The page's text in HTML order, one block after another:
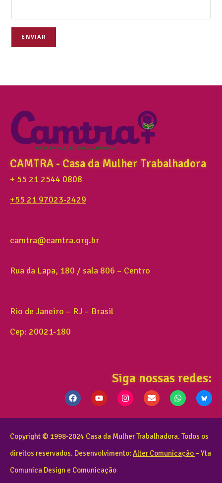
ENVIAR
CAMTRA - Casa da Mulher Trabalhadora
+ 55 21 2544 0808
+55 21 97023-2429
camtra@camtra.org.br
Rua da Lapa, 180 / sala 806 – Centro
Rio de Janeiro – RJ – Brasil
Cep: 20021-180
Siga nossas redes:
Copyright © 1998-2024 Casa da Mulher Trabalhadora. Todos os
direitos reservados. Desenvolvimento: Alter Comunicação – Yta
Comunica Design e Comunicação